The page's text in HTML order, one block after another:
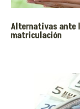
Alternativas ante
matriculación